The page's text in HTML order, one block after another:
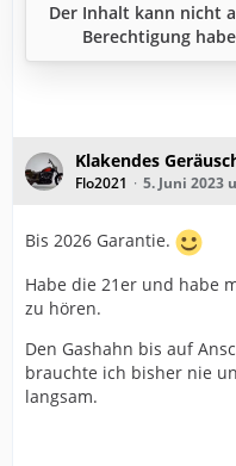
Der Inhalt kann nicht
Berechtigung
Klakendes
Flo2021 5. Juni 2023
Bis 2026 Garantie.
Habe die 21er und habe
zu hören.
Den Gashahn bis auf
brauchte ich bisher nie
langsam.